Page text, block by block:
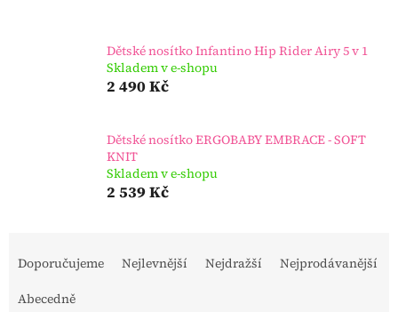
Dětské nosítko Infantino Hip Rider Airy 5 v 1
Skladem v e-shopu
2 490 Kč
Dětské nosítko ERGOBABY EMBRACE - SOFT
KNIT
Skladem v e-shopu
2 539 Kč
Doporučujeme Nejlevnější Nejdražší
Nejprodávanější
Abecedně